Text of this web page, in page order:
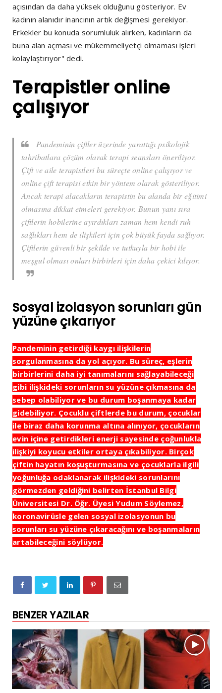
açısından da daha yüksek olduğunu gösteriyor. Ev
kadının alanıdır inancının artık değişmesi gerekiyor.
Erkekler bu konuda sorumluluk alırken, kadınların da
buna alan açması ve mükemmeliyetçi olmaması işleri
kolaylaştırıyor" dedi.
Terapistler online
çalışıyor
Pandeminin çiftler üzerinde yarattığı psikolojik
tahribatlara çözüm olarak terapi seansları öneriliyor.
Çift ve aile terapistleri bu süreçte online çalışıyor ve
online çift terapisi etkin bir yöntem olarak gösteriliyor.
Ancak terapi alacakların terapistin bu alanda bir eğitimi
olmasına dikkat etmeleri gerekiyor. Bunun yanı sıra
çiftlerin hobilerine ayırdıkları zaman hem kendi ruh
sağlıkları hem de ilişkileri için çok büyük fayda sağlıyor.
Çiftlerin güvenli bir şekilde ve tutkuyla bir hobi ile
meşgul olması onları birbirleri için daha çekici kılıyor.
Sosyal izolasyon sorunları gün
yüzüne çıkarıyor
Pandeminin getirdiği kaygı ilişkilerin
sorgulanmasına da yol açıyor. Bu süreç, eşlerin
birbirlerini daha iyi tanımalarını sağlayabileceği
gibi ilişkideki sorunların su yüzüne çıkmasına da
sebep olabiliyor ve bu durum boşanmaya kadar
gidebiliyor. Çocuklu çiftlerde bu durum, çocuklar
ile biraz daha korunma altına alınıyor, çocukların
evin içine getirdikleri enerji sayesinde çoğunlukla
ilişkiyi koyucu etkiler ortaya çıkabiliyor. Birçok
çiftin hayatın koşuşturmasına ve çocuklarla ilgili
yoğunluğa odaklanarak ilişkideki sorunlarını
görmezden geldiğini belirten İstanbul Bilgi
Üniversitesi Dr. Öğr. Üyesi Yudum Söylemez,
koronavirüsle gelen sosyal izolasyonun bu
sorunları su yüzüne çıkaracağını ve boşanmaların
artabileceğini söylüyor.
BENZER YAZILAR